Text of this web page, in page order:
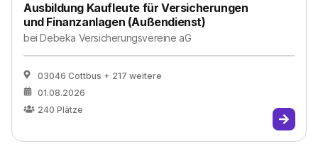
Ausbildung Kaufleute für Versicherungen
und Finanzanlagen (Außendienst)
beiDebeka Versicherungsvereine aG
03046 Cottbus + 217 weitere
01.08.2026
240 Plätze